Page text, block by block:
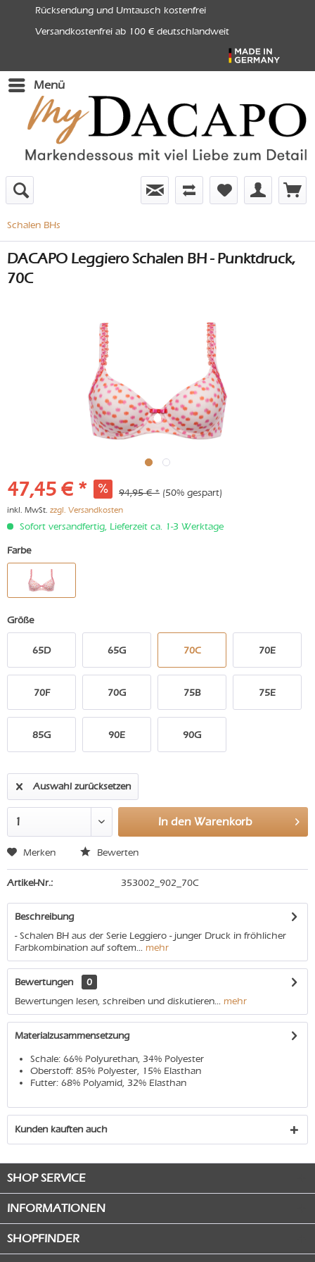
Rücksendung und Umtausch kostenfrei
Versandkostenfrei ab 100 € deutschlandweit
Menü
Schalen BHs
DACAPO Leggiero Schalen BH - Punktdruck,
70C
47,45 € * 94,95 € * (50% gespart)
inkl. MwSt. zzgl. Versandkosten
Sofort versandfertig, Lieferzeit ca. 1-3 Werktage
Farbe
Größe
65D 65G 70C 70E
70F 70G 75B 75E
85G 90E 90G
Auswahl zurücksetzen
In den Warenkorb
Merken Bewerten
Artikel-Nr.: 353002_902_70C
Beschreibung
- Schalen BH aus der Serie Leggiero - junger Druck in fröhlicher
Farbkombination auf softem... mehr
Bewertungen
0
Bewertungen lesen, schreiben und diskutieren... mehr
Materialzusammensetzung
Schale: 66% Polyurethan, 34% Polyester
Oberstoff: 85% Polyester, 15% Elasthan
Futter: 68% Polyamid, 32% Elasthan
Kunden kauften auch
SHOP SERVICE
INFORMATIONEN
SHOPFINDER